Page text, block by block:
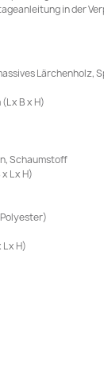
in der
Lärchenholz,
x B x H)
Schaumstoff
L x H)
x H)